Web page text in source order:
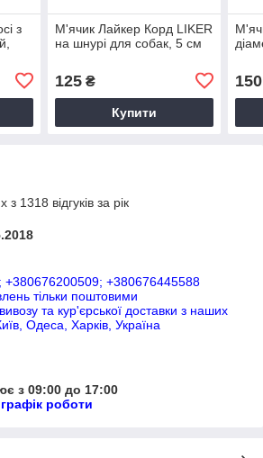
з
М'ячик Лайкер Корд LIKER
на шнурі для собак, 5 см
125₴
Купити
150
1318 відгуків за рік
+380676200509; +380676445588
тільки поштовими
та кур'єрської доставки з наших
Одеса, Харків, Україна
з 09:00 до 17:00
роботи